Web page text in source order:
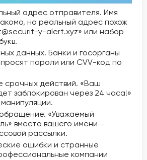
адрес отправителя. Имя
но реальный адрес похож
y-alert.xyz» или набор
данных. Банки и госорганы
пароли или CVV-код по
срочных действий. «Ваш
заблокирован через 24 часа!»
«Уважаемый
вместо вашего имени –
рассылки.
ошибки и странные
компании